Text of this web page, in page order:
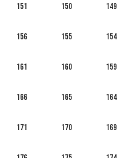
149
150
151
154
155
156
159
160
161
164
165
166
169
170
171